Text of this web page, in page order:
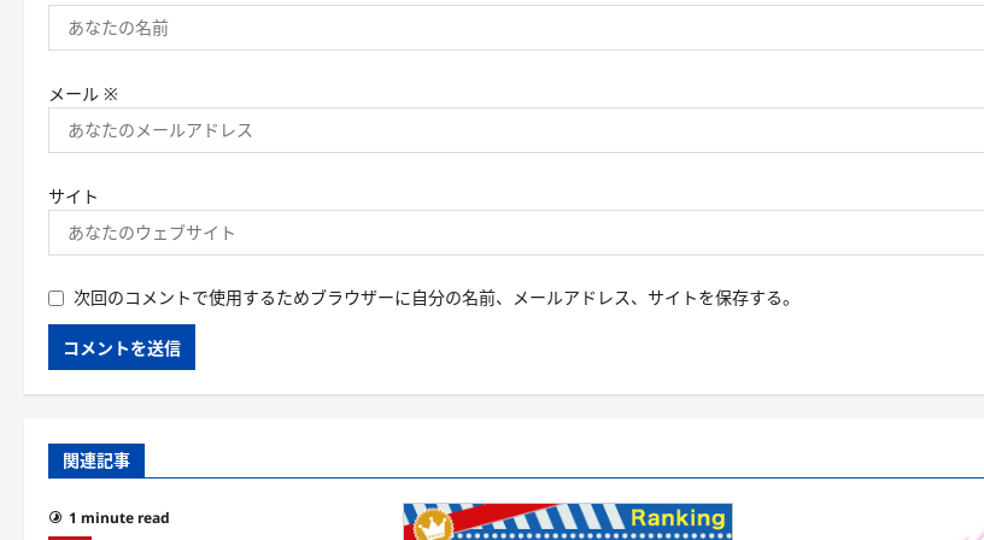
メール ※
サイト
次回のコメントで使用するためブラウザーに自分の名前、メールアドレス、サイトを保存する。
関連記事
1 minute read